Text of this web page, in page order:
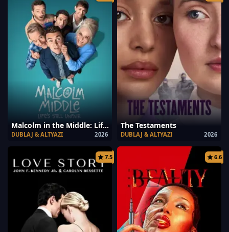
Malcolm in the Middle: Life’s Still Unfair
2026
DUBLAJ & ALTYAZI
The Testaments
2026
DUBLAJ & ALTYAZI
7.5 6.6